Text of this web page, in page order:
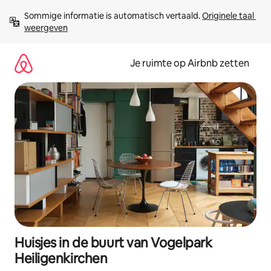
direct
naar
Sommige informatie is automatisch vertaald. Originele taal
weergeven
Je ruimte op Airbnb zetten
Huisjes in de buurt van Vogelpark
Heiligenkirchen